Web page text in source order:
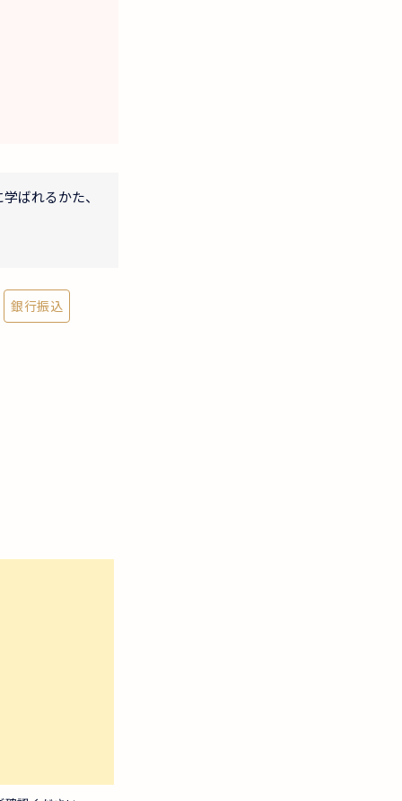
ばれるかた、
銀行振込